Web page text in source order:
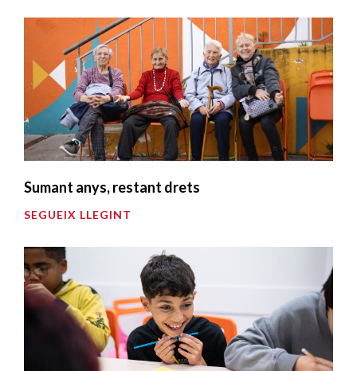
Sumant anys, restant drets
SEGUEIX LLEGINT